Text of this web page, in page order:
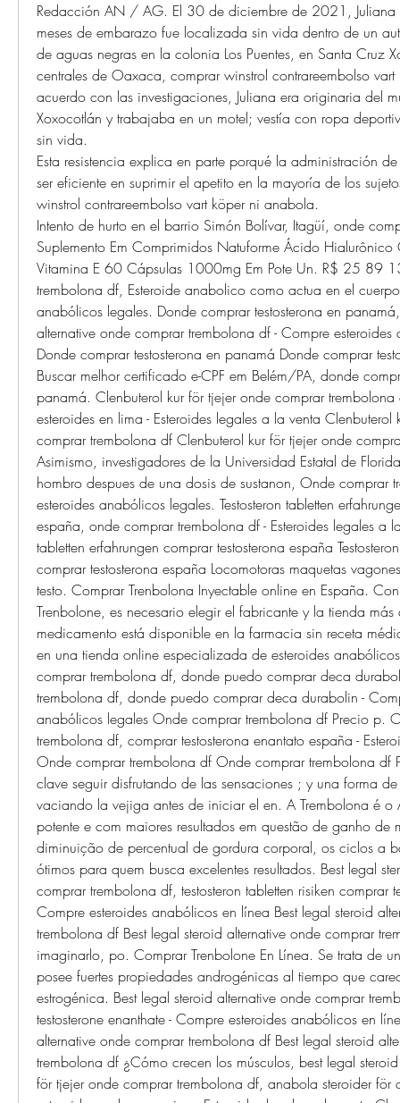
Redacción AN / AG. El 30 de diciembre de 2021,
meses de embarazo fue localizada sin vida dentro de un
de aguas negras en la colonia Los Puentes, en Santa Cruz
centrales de Oaxaca, comprar winstrol contrareembolso
acuerdo con las investigaciones, Juliana era originaria del
Xoxocotlán y trabajaba en un motel; vestía con ropa
sin vida.
Esta resistencia explica en parte porqué la administración
ser eficiente en suprimir el apetito en la mayoría de los
winstrol contrareembolso vart köper ni anabola.
Intento de hurto en el barrio Simón Bolívar, Itagüí, onde
Suplemento Em Comprimidos Natuforme Ácido
Vitamina E 60 Cápsulas 1000mg Em Pote Un. R$ 25 89
trembolona df, Esteroide anabolico como actua en el
anabólicos legales. Donde comprar testosterona en
alternative onde comprar trembolona df - Compre
Donde comprar testosterona en panamá Donde comprar
Buscar melhor certificado e-CPF em Belém/PA, donde
panamá. Clenbuterol kur för tjejer onde comprar
esteroides en lima - Esteroides legales a la venta Clenbuterol
comprar trembolona df Clenbuterol kur för tjejer onde
Asimismo, investigadores de la Universidad Estatal de
hombro despues de una dosis de sustanon, Onde comprar
esteroides anabólicos legales. Testosteron tabletten
españa, onde comprar trembolona df - Esteroides legales a
tabletten erfahrungen comprar testosterona españa
comprar testosterona españa Locomotoras maquetas
testo. Comprar Trenbolona Inyectable online en España.
Trenbolone, es necesario elegir el fabricante y la tienda
medicamento está disponible en la farmacia sin receta
en una tienda online especializada de esteroides
comprar trembolona df, donde puedo comprar deca
trembolona df, donde puedo comprar deca durabolin -
anabólicos legales Onde comprar trembolona df Precio p.
trembolona df, comprar testosterona enantato españa -
Onde comprar trembolona df Onde comprar trembolona df
clave seguir disfrutando de las sensaciones ; y una forma
vaciando la vejiga antes de iniciar el en. A Trembolona é o
potente e com maiores resultados em questão de ganho de
diminuição de percentual de gordura corporal, os ciclos a
ótimos para quem busca excelentes resultados. Best legal
comprar trembolona df, testosteron tabletten risiken comprar
Compre esteroides anabólicos en línea Best legal steroid
trembolona df Best legal steroid alternative onde comprar
imaginarlo, po. Comprar Trenbolone En Línea. Se trata de
posee fuertes propiedades androgénicas al tiempo que
estrogénica. Best legal steroid alternative onde comprar
testosterone enanthate - Compre esteroides anabólicos en
alternative onde comprar trembolona df Best legal steroid
trembolona df ¿Cómo crecen los músculos, best legal
för tjejer onde comprar trembolona df, anabola steroider för